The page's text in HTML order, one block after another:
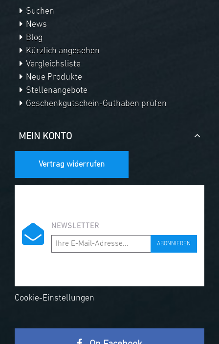
Suchen
News
Blog
Kürzlich angesehen
Vergleichsliste
Neue Produkte
Stellenangebote
Geschenkgutschein-Guthaben prüfen
MEIN KONTO
Vertrag widerrufen
NEWSLETTER
ABONNIEREN
Cookie-Einstellungen